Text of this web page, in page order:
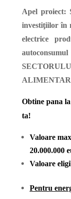
Apel proiect:
investiţiilor în
electrice
Obtine pana
ta!
Valoare
20.000.000
Valoare
Pentru